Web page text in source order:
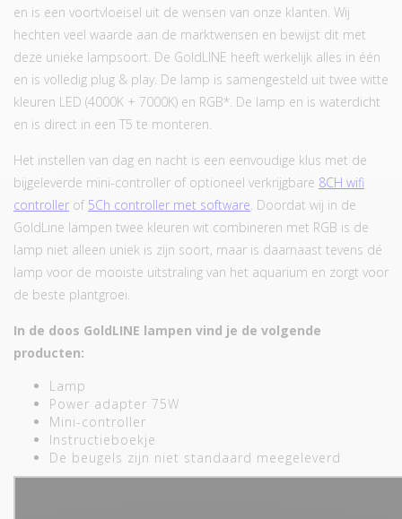
en is een voortvloeisel uit de wensen van onze klanten. Wij
hechten veel waarde aan de marktwensen en bewijst dit met
deze unieke lampsoort. De GoldLINE heeft werkelijk alles in één
en is volledig plug & play. De lamp is samengesteld uit twee witte
kleuren LED (4000K + 7000K) en RGB*. De lamp en is waterdicht
en is direct in een T5 te monteren.
Het instellen van dag en nacht is een eenvoudige klus met de
bijgeleverde mini-controller of optioneel verkrijgbare 8CH wifi
controller of 5Ch controller met software. Doordat wij in de
GoldLine lampen twee kleuren wit combineren met RGB is de
lamp niet alleen uniek is zijn soort, maar is daarnaast tevens dé
lamp voor de mooiste uitstraling van het aquarium en zorgt voor
de beste plantgroei.
In de doos GoldLINE lampen vind je de volgende
producten:
Lamp
Power adapter 75W
Mini-controller
Instructieboekje
De beugels zijn niet standaard meegeleverd